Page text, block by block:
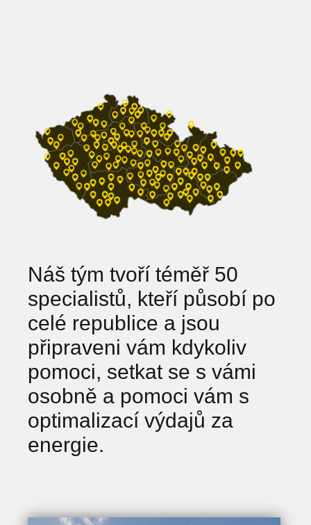
Náš tým tvoří téměř 50
specialistů, kteří působí po
celé republice a jsou
připraveni vám kdykoliv
pomoci, setkat se s vámi
osobně a pomoci vám s
optimalizací výdajů za
energie.